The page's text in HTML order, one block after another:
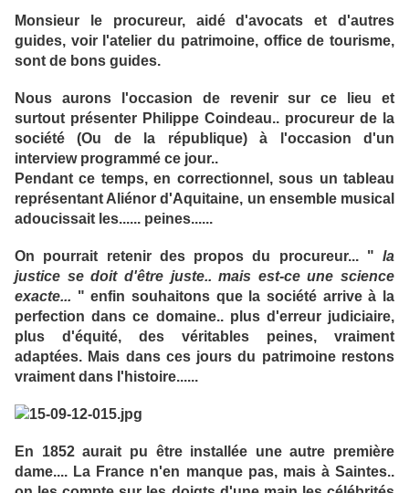
Monsieur le procureur, aidé d'avocats et d'autres
guides, voir l'atelier du patrimoine, office de tourisme,
sont de bons guides.
Nous aurons l'occasion de revenir sur ce lieu et
surtout présenter Philippe Coindeau.. procureur de la
société (Ou de la république) à l'occasion d'un
interview programmé ce jour..
Pendant ce temps, en correctionnel, sous un tableau
représentant Aliénor d'Aquitaine, un ensemble musical
adoucissait les...... peines......
On pourrait retenir des propos du procureur... " la
justice se doit d'être juste.. mais est-ce une science
exacte... " enfin souhaitons que la société arrive à la
perfection dans ce domaine.. plus d'erreur judiciaire,
plus d'équité, des véritables peines, vraiment
adaptées. Mais dans ces jours du patrimoine restons
vraiment dans l'histoire......
En 1852 aurait pu être installée une autre première
dame.... La France n'en manque pas, mais à Saintes..